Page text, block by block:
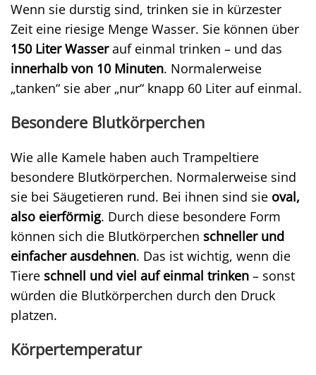
Wenn sie durstig sind, trinken sie in kürzester
Zeit eine riesige Menge Wasser. Sie können über
150 Liter Wasserauf einmal trinken – und das
innerhalb von 10 Minuten. Normalerweise
„tanken“ sie aber „nur“ knapp 60 Liter auf einmal.
Besondere Blutkörperchen
Wie alle Kamele haben auch Trampeltiere
besondere Blutkörperchen. Normalerweise sind
sie bei Säugetieren rund. Bei ihnen sind sie oval,
also eierförmig. Durch diese besondere Form
können sich die Blutkörperchen schneller und
einfacher ausdehnen. Das ist wichtig, wenn die
Tiere schnell und viel auf einmal trinken – sonst
würden die Blutkörperchen durch den Druck
platzen.
Körpertemperatur